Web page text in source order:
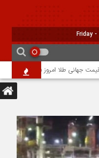
جهانی طلا امروز ۱۵ مرداد؛ هر اونس به ۴۲۶۵ دلار و ۲۲ سنت رسید